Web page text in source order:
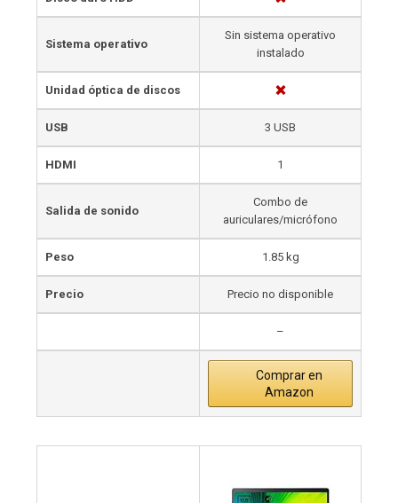
Sistema operativo
Sin sistema operativo
instalado
Unidad óptica de discos
USB 3 USB
HDMI 1
Salida de sonido
Combo de
auriculares/micrófono
Peso 1.85 kg
Precio Precio no disponible
–
Comprar en
Amazon